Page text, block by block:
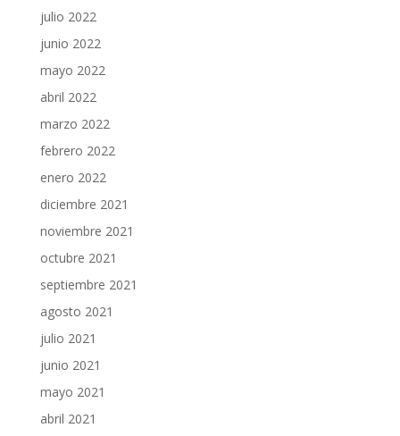
julio 2022
junio 2022
mayo 2022
abril 2022
marzo 2022
febrero 2022
enero 2022
diciembre 2021
noviembre 2021
octubre 2021
septiembre 2021
agosto 2021
julio 2021
junio 2021
mayo 2021
abril 2021